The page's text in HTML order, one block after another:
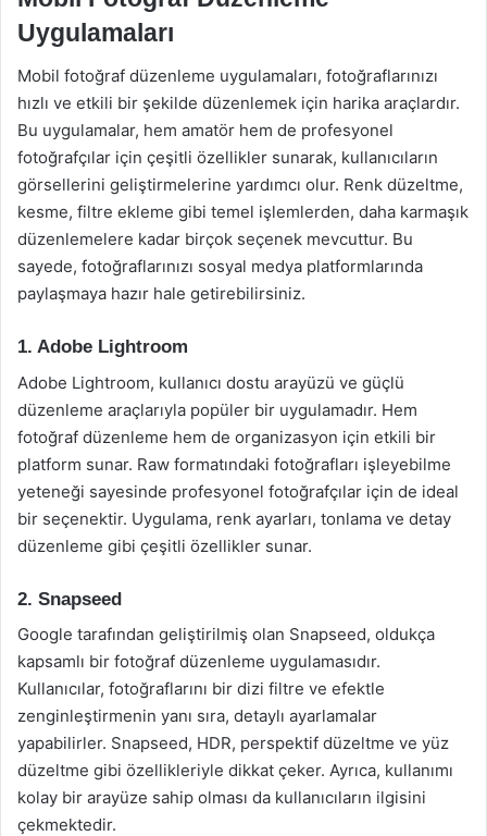
Uygulamaları
Mobil fotoğraf düzenleme uygulamaları, fotoğraflarınızı
hızlı ve etkili bir şekilde düzenlemek için harika araçlardır.
Bu uygulamalar, hem amatör hem de profesyonel
fotoğrafçılar için çeşitli özellikler sunarak, kullanıcıların
görsellerini geliştirmelerine yardımcı olur. Renk düzeltme,
kesme, filtre ekleme gibi temel işlemlerden, daha karmaşık
düzenlemelere kadar birçok seçenek mevcuttur. Bu
sayede, fotoğraflarınızı sosyal medya platformlarında
paylaşmaya hazır hale getirebilirsiniz.
1. Adobe Lightroom
Adobe Lightroom, kullanıcı dostu arayüzü ve güçlü
düzenleme araçlarıyla popüler bir uygulamadır. Hem
fotoğraf düzenleme hem de organizasyon için etkili bir
platform sunar. Raw formatındaki fotoğrafları işleyebilme
yeteneği sayesinde profesyonel fotoğrafçılar için de ideal
bir seçenektir. Uygulama, renk ayarları, tonlama ve detay
düzenleme gibi çeşitli özellikler sunar.
2. Snapseed
Google tarafından geliştirilmiş olan Snapseed, oldukça
kapsamlı bir fotoğraf düzenleme uygulamasıdır.
Kullanıcılar, fotoğraflarını bir dizi filtre ve efektle
zenginleştirmenin yanı sıra, detaylı ayarlamalar
yapabilirler. Snapseed, HDR, perspektif düzeltme ve yüz
düzeltme gibi özellikleriyle dikkat çeker. Ayrıca, kullanımı
kolay bir arayüze sahip olması da kullanıcıların ilgisini
çekmektedir.